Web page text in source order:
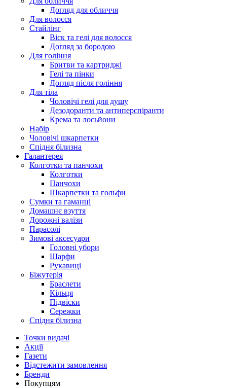
Догляд для обличчя
Для волосся
Стайлінг
Віск та гелі для волосся
Догляд за бородою
Для гоління
Бритви та картриджі
Гелі та пінки
Догляд після гоління
Для тіла
Чоловічі гелі для душу
Дезодоранти та антиперспіранти
Крема та лосьйони
Набір
Чоловічі шкарпетки
Спідня білизна
Галантерея
Колготки та панчохи
Колготки
Панчохи
Шкарпетки та гольфи
Сумки та гаманці
Домашнє взуття
Дорожні валізи
Парасолі
Зимові аксесуари
Головні убори
Шарфи
Рукавиці
Біжутерія
Браслети
Кільця
Підвіски
Сережки
Спідня білизна
Точки видачi
Акції
Газети
Відстежити замовлення
Бренди
Покупцям